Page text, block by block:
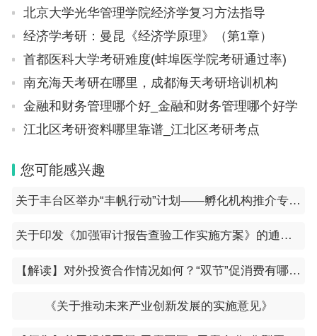
北京大学光华管理学院经济学复习方法指导
经济学考研：曼昆《经济学原理》（第1章）
首都医科大学考研难度(蚌埠医学院考研通过率)
南充海天考研在哪里，成都海天考研培训机构
金融和财务管理哪个好_金融和财务管理哪个好学
江北区考研资料哪里靠谱_江北区考研考点
您可能感兴趣
关于丰台区举办“丰帆行动”计划——孵化机构推介专场的通知
关于印发《加强审计报告查验工作实施方案》的通知（京财会〔2024〕30号）
【解读】对外投资合作情况如何？“双节”促消费有哪些举措？……商务部回应近期经贸热点
《关于推动未来产业创新发展的实施意见》